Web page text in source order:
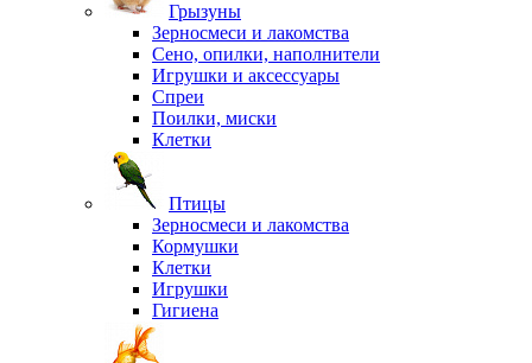
Грызуны
Зерносмеси и лакомства
Сено, опилки, наполнители
Игрушки и аксессуары
Спреи
Поилки, миски
Клетки
Птицы
Зерносмеси и лакомства
Кормушки
Клетки
Игрушки
Гигиена